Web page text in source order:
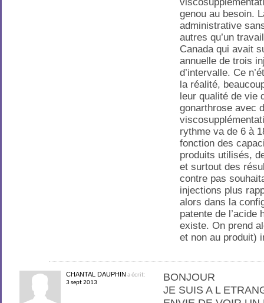
genou au besoin.
administrative
autres qu’un
Canada qui avait
annuelle de trois
d’intervalle. Ce
la réalité,
leur qualité de vie
gonarthrose avec
rythme va de 6 à
fonction des
produits utilisés,
et surtout des
contre pas
injections plus
alors dans la
patente de l’acide
existe. On prend
et non au produit)
CHANTAL DAUPHIN a écrit:
3 sept 2013
BONJOUR
JE SUIS A L